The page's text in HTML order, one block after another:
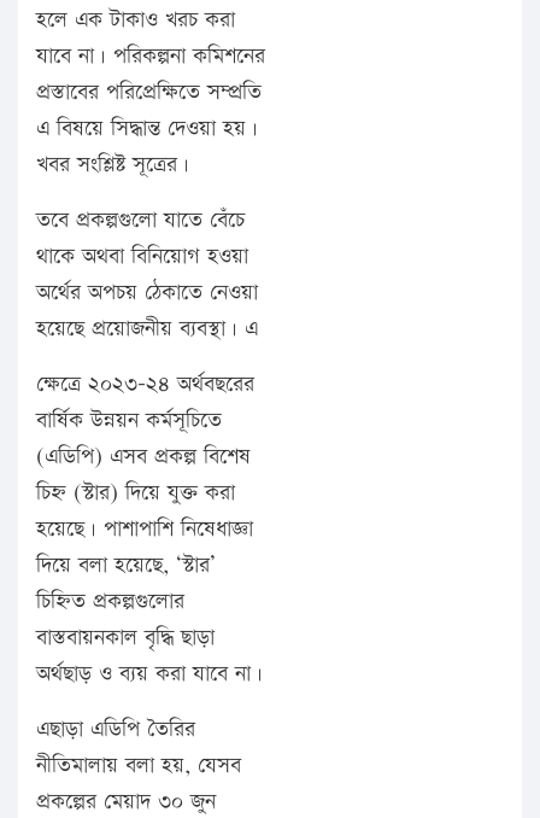
হলে এক টাকাও খরচ করা
যাবে না। পরিকল্পনা কমিশনের
প্রস্তাবের পরিপ্রেক্ষিতে সম্প্রতি
এ বিষয়ে সিদ্ধান্ত দেওয়া হয়।
খবর সংশ্লিষ্ট সূত্রের।
তবে প্রকল্পগুলো যাতে বেঁচে
থাকে অথবা বিনিয়োগ হওয়া
অর্থের অপচয় ঠেকাতে নেওয়া
হয়েছে প্রয়োজনীয় ব্যবস্থা। এ
ক্ষেত্রে ২০২৩-২৪ অর্থবছরের
বার্ষিক উন্নয়ন কর্মসূচিতে
(এডিপি) এসব প্রকল্প বিশেষ
চিহ্ন (স্টার) দিয়ে যুক্ত করা
হয়েছে। পাশাপাশি নিষেধাজ্ঞা
দিয়ে বলা হয়েছে, ‘স্টার’
চিহ্নিত প্রকল্পগুলোর
বাস্তবায়নকাল বৃদ্ধি ছাড়া
অর্থছাড় ও ব্যয় করা যাবে না।
এছাড়া এডিপি তৈরির
নীতিমালায় বলা হয়, যেসব
প্রকল্পের মেয়াদ ৩০ জুন